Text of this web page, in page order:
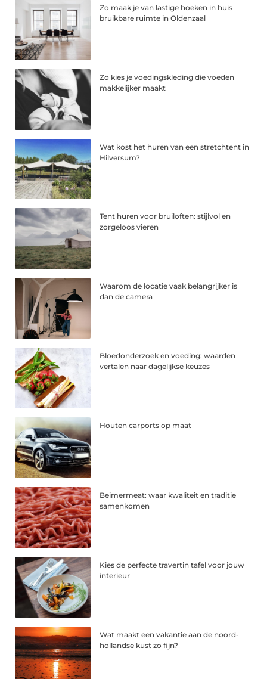
Zo maak je van lastige hoeken in huis
bruikbare ruimte in Oldenzaal
Zo kies je voedingskleding die voeden
makkelijker maakt
Wat kost het huren van een stretchtent in
Hilversum?
Tent huren voor bruiloften: stijlvol en
zorgeloos vieren
Waarom de locatie vaak belangrijker is
dan de camera
Bloedonderzoek en voeding: waarden
vertalen naar dagelijkse keuzes
Houten carports op maat
Beimermeat: waar kwaliteit en traditie
samenkomen
Kies de perfecte travertin tafel voor jouw
interieur
Wat maakt een vakantie aan de noord-
hollandse kust zo fijn?